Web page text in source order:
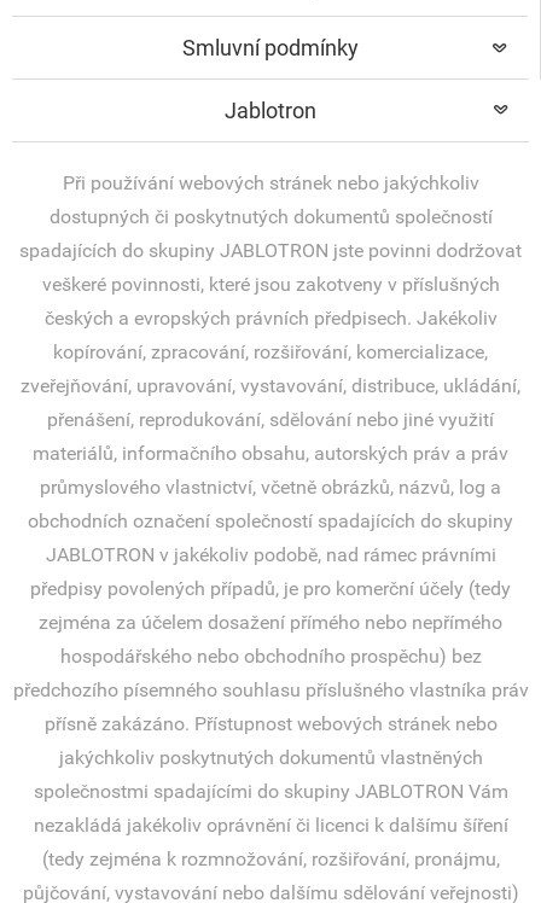
Smluvní podmínky
Jablotron
Při používání webových stránek nebo jakýchkoliv
dostupných či poskytnutých dokumentů společností
spadajících do skupiny JABLOTRON jste povinni dodržovat
veškeré povinnosti, které jsou zakotveny v příslušných
českých a evropských právních předpisech. Jakékoliv
kopírování, zpracování, rozšiřování, komercializace,
zveřejňování, upravování, vystavování, distribuce, ukládání,
přenášení, reprodukování, sdělování nebo jiné využití
materiálů, informačního obsahu, autorských práv a práv
průmyslového vlastnictví, včetně obrázků, názvů, log a
obchodních označení společností spadajících do skupiny
JABLOTRON v jakékoliv podobě, nad rámec právními
předpisy povolených případů, je pro komerční účely (tedy
zejména za účelem dosažení přímého nebo nepřímého
hospodářského nebo obchodního prospěchu) bez
předchozího písemného souhlasu příslušného vlastníka práv
přísně zakázáno. Přístupnost webových stránek nebo
jakýchkoliv poskytnutých dokumentů vlastněných
společnostmi spadajícími do skupiny JABLOTRON Vám
nezakládá jakékoliv oprávnění či licenci k dalšímu šíření
(tedy zejména k rozmnožování, rozšiřování, pronájmu,
půjčování, vystavování nebo dalšímu sdělování veřejnosti)